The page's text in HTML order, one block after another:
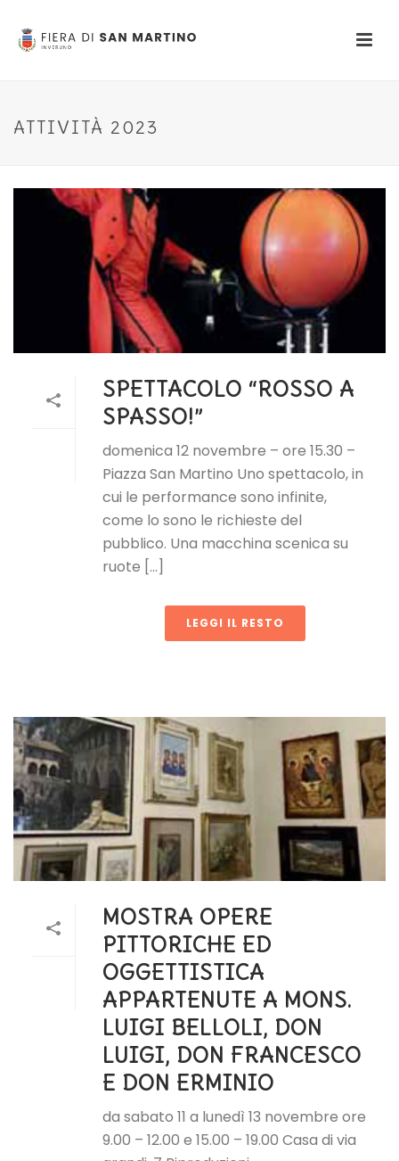
ATTIVITÀ 2023
SPETTACOLO “ROSSO A
SPASSO!”
domenica 12 novembre – ore 15.30 –
Piazza San Martino Uno spettacolo, in
cui le performance sono infinite,
come lo sono le richieste del
pubblico. Una macchina scenica su
ruote [...]
LEGGI IL RESTO
MOSTRA OPERE
PITTORICHE ED
OGGETTISTICA
APPARTENUTE A MONS.
LUIGI BELLOLI, DON
LUIGI, DON FRANCESCO
E DON ERMINIO
da sabato 11 a lunedì 13 novembre ore
9.00 – 12.00 e 15.00 – 19.00 Casa di via